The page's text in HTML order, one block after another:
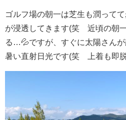
ゴルフ場の朝一は芝生も潤って
が浸透してきます(笑 近頃の朝
る…💦ですが、すぐに太陽さん
暑い直射日光です(笑 上着も即